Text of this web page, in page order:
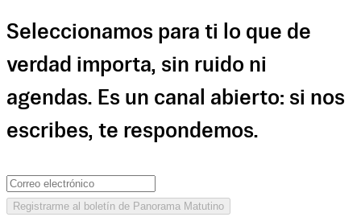
Seleccionamos para ti lo que de
verdad importa, sin ruido ni
agendas. Es un canal abierto: si nos
escribes, te respondemos.
Registrarme al boletín de Panorama Matutino